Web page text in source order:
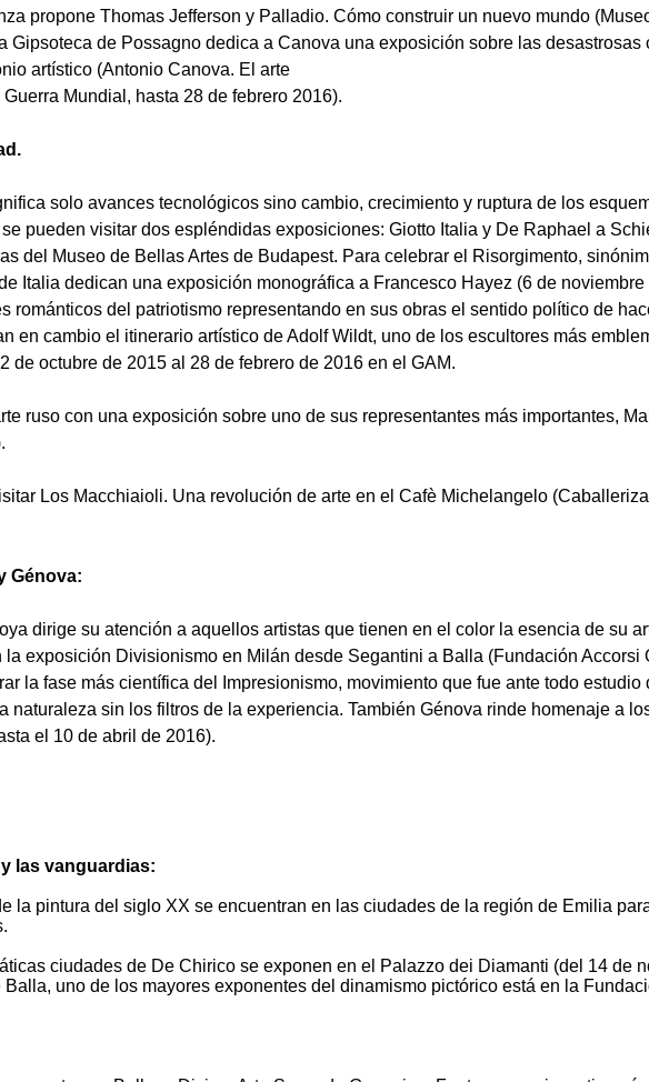
propone Thomas Jefferson y Palladio. Cómo construir un nuevo mundo
Gipsoteca de Possagno dedica a Canova una exposición sobre las
artístico (Antonio Canova. El arte
Mundial, hasta 28 de febrero 2016).
solo avances tecnológicos sino cambio, crecimiento y ruptura de los
pueden visitar dos espléndidas exposiciones: Giotto Italia y De Raphael a
del Museo de Bellas Artes de Budapest. Para celebrar el Risorgimento,
Italia dedican una exposición monográfica a Francesco Hayez (6 de
románticos del patriotismo representando en sus obras el sentido político de
en cambio el itinerario artístico de Adolf Wildt, uno de los escultores más
de octubre de 2015 al 28 de febrero de 2016 en el GAM.
ruso con una exposición sobre uno de sus representantes más importantes,
Los Macchiaioli. Una revolución de arte en el Cafè Michelangelo
Génova:
dirige su atención a aquellos artistas que tienen en el color la esencia de su
la exposición Divisionismo en Milán desde Segantini a Balla (Fundación Accorsi
la fase más científica del Impresionismo, movimiento que fue ante todo
naturaleza sin los filtros de la experiencia. También Génova rinde homenaje a
el 10 de abril de 2016).
las vanguardias:
la pintura del siglo XX se encuentran en las ciudades de la región de Emilia
ciudades de De Chirico se exponen en el Palazzo dei Diamanti (del 14 de
Balla, uno de los mayores exponentes del dinamismo pictórico está en la